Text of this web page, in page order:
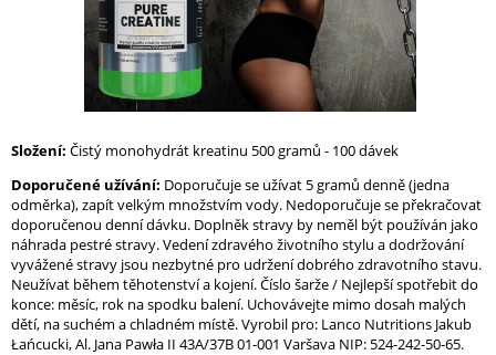
Složení: Čistý monohydrát kreatinu 500 gramů - 100 dávek
Doporučené užívání: Doporučuje se užívat 5 gramů denně (jedna
odměrka), zapít velkým množstvím vody. Nedoporučuje se překračovat
doporučenou denní dávku. Doplněk stravy by neměl být používán jako
náhrada pestré stravy. Vedení zdravého životního stylu a dodržování
vyvážené stravy jsou nezbytné pro udržení dobrého zdravotního stavu.
Neužívat během těhotenství a kojení. Číslo šarže / Nejlepší spotřebit do
konce: měsíc, rok na spodku balení. Uchovávejte mimo dosah malých
dětí, na suchém a chladném místě. Vyrobil pro: Lanco Nutritions Jakub
Łańcucki, Al. Jana Pawła II 43A/37B 01-001 Varšava NIP: 524-242-50-65.